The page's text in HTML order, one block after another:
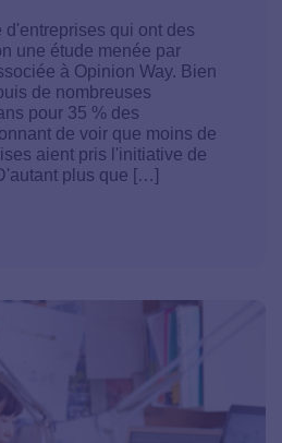
qui ont des
une étude menée par
à Opinion Way. Bien
de nombreuses
pour 35 % des
de voir que moins de
aient pris l'initiative de
plus que […]